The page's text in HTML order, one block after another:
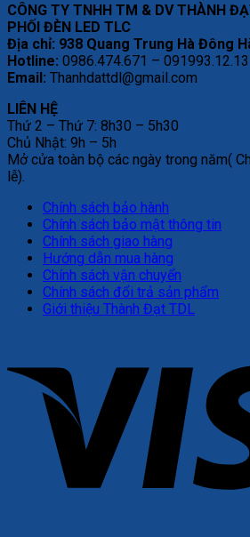
CÔNG TY TNHH TM & DV THÀNH
PHỐI ĐÈN LED TLC
Địa chỉ: 938 Quang Trung Hà Đông
Hotline: 0986.474.671 – 091993.12.13
Email: Thanhdattdl@gmail.com
LIÊN HỆ
Thứ 2 – Thứ 7: 8h30 – 5h30
Chủ Nhật: 9h – 5h
Mở cửa toàn bộ các ngày trong năm(
lễ).
Chính sách bảo hành
Chính sách bảo mật thông tin
Chính sách giao hàng
Hướng dẫn mua hàng
Chính sách vận chuyển
Chính sách đổi trả sản phẩm
Giới thiệu Thành Đạt TDL